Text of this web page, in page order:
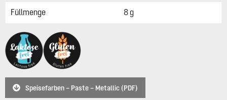
Füllmenge 8 g
Speisefarben – Paste – Metallic (PDF)